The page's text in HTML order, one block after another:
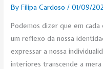
ByFilipa Cardoso/01/09/
Podemos dizer que em
um reflexo da nossa
expressar a nossa
interiores transcende a